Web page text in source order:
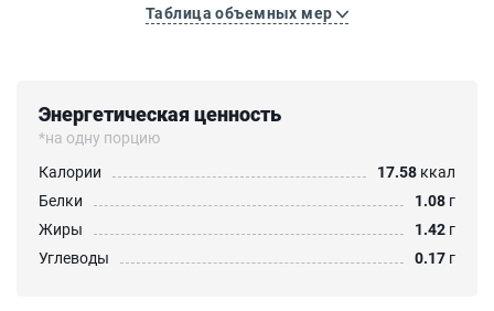
Таблица объемных мер
Энергетическая ценность
*на одну порцию
Калории
17.58 ккал
Белки
1.08 г
Жиры
1.42 г
Углеводы
0.17 г